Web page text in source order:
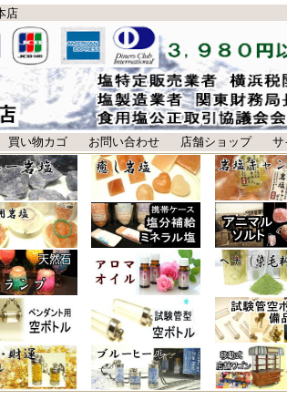
店
買い物カゴ お問い合わせ 店舗ショップ サ